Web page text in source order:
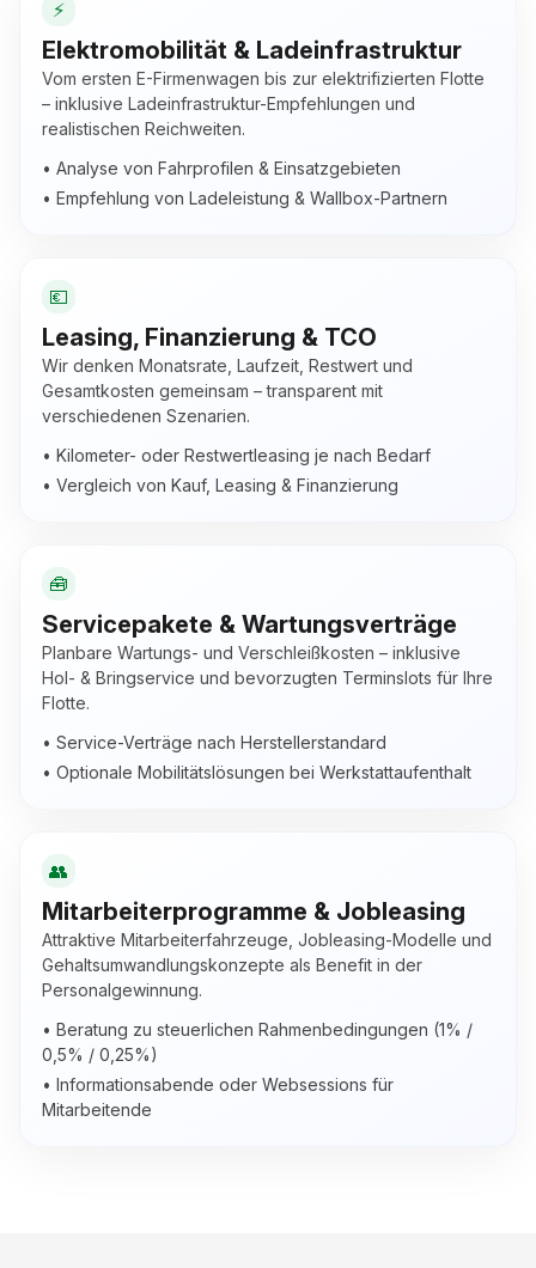
⚡
Elektromobilität & Ladeinfrastruktur
Vom ersten E-Firmenwagen bis zur elektrifizierten Flotte
– inklusive Ladeinfrastruktur-Empfehlungen und
realistischen Reichweiten.
• Analyse von Fahrprofilen & Einsatzgebieten
• Empfehlung von Ladeleistung & Wallbox-Partnern
💶
Leasing, Finanzierung & TCO
Wir denken Monatsrate, Laufzeit, Restwert und
Gesamtkosten gemeinsam – transparent mit
verschiedenen Szenarien.
• Kilometer- oder Restwertleasing je nach Bedarf
• Vergleich von Kauf, Leasing & Finanzierung
🧰
Servicepakete & Wartungsverträge
Planbare Wartungs- und Verschleißkosten – inklusive
Hol- & Bringservice und bevorzugten Terminslots für Ihre
Flotte.
• Service-Verträge nach Herstellerstandard
• Optionale Mobilitätslösungen bei Werkstattaufenthalt
👥
Mitarbeiterprogramme & Jobleasing
Attraktive Mitarbeiterfahrzeuge, Jobleasing-Modelle und
Gehaltsumwandlungs­konzepte als Benefit in der
Personalgewinnung.
• Beratung zu steuerlichen Rahmenbedingungen (1% /
0,5% / 0,25%)
• Informationsabende oder Websessions für
Mitarbeitende